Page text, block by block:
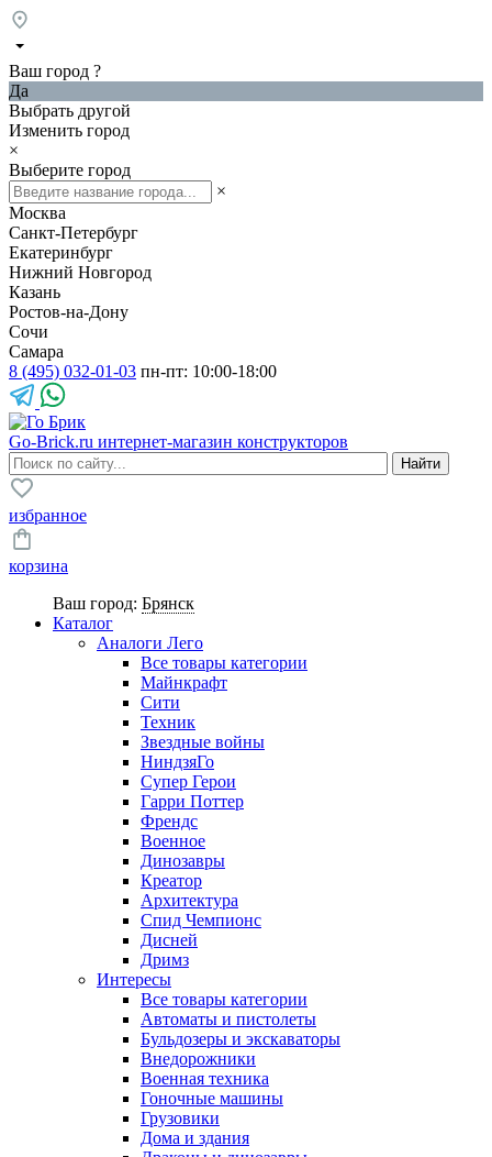
Ваш город ?
Да
Выбрать другой
Изменить город
×
Выберите город
×
Москва
Санкт-Петербург
Екатеринбург
Нижний Новгород
Казань
Ростов-на-Дону
Сочи
Самара
8 (495) 032-01-03 пн-пт: 10:00-18:00
Go-Brick.ru интернет-магазин конструкторов
избранное
корзина
Ваш город: Брянск
Каталог
Аналоги Лего
Все товары категории
Майнкрафт
Сити
Техник
Звездные войны
НиндзяГо
Супер Герои
Гарри Поттер
Френдс
Военное
Динозавры
Креатор
Архитектура
Спид Чемпионс
Дисней
Дримз
Интересы
Все товары категории
Автоматы и пистолеты
Бульдозеры и экскаваторы
Внедорожники
Военная техника
Гоночные машины
Грузовики
Дома и здания